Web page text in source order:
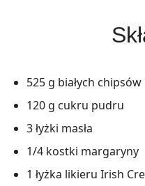
525 g białych
120 g cukru pudru
3 łyżki masła
1/4 kostki margaryny
1 łyżka likieru Irish